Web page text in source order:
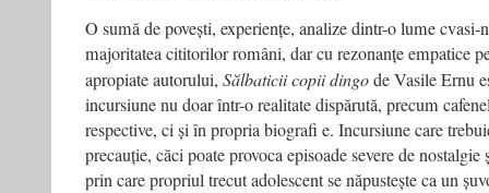
O sumă de povești, experiențe, analize dintr-o lume cvasi-
majoritatea cititorilor români, dar cu rezonanțe empatice
apropiate autorului, Sălbaticii copii dingode Vasile Ernu
incursiune nu doar într-o realitate dispărută, precum
respective, ci și în propria biografi e. Incursiune care
precauție, căci poate provoca episoade severe de nostalgie
prin care propriul trecut adolescent se năpustește ca un